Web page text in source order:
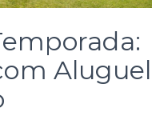
Aluguel